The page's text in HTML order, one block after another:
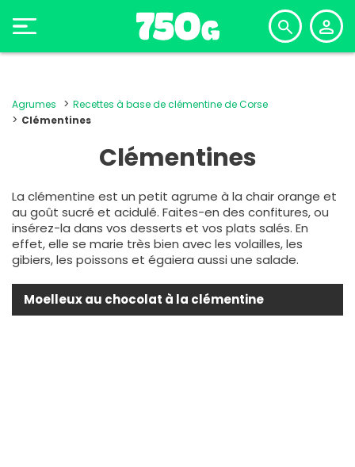
Agrumes
Recettes à base de clémentine de Corse
Clémentines
Clémentines
La clémentine est un petit agrume à la chair orange et
au goût sucré et acidulé. Faites-en des confitures, ou
insérez-la dans vos desserts et vos plats salés. En
effet, elle se marie très bien avec les volailles, les
gibiers, les poissons et égaiera aussi une salade.
Moelleux au chocolat à la clémentine